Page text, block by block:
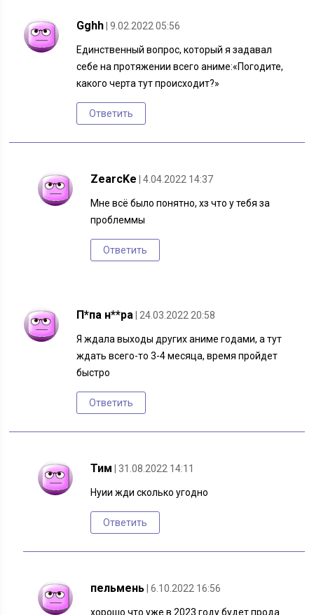
Gghh | 9.02.2022 05:56
Единственный вопрос, который я задавал
себе на протяжении всего аниме:«Погодите,
какого черта тут происходит?»
Ответить
ZearcKe | 4.04.2022 14:37
Мне всё было понятно, хз что у тебя за
проблеммы
Ответить
П*па н**ра | 24.03.2022 20:58
Я ждала выходы других аниме годами, а тут
ждать всего-то 3-4 месяца, время пройдет
быстро
Ответить
Тим | 31.08.2022 14:11
Нуии жди сколько угодно
Ответить
пельмень | 6.10.2022 16:56
хорошо что уже в 2023 году будет прода